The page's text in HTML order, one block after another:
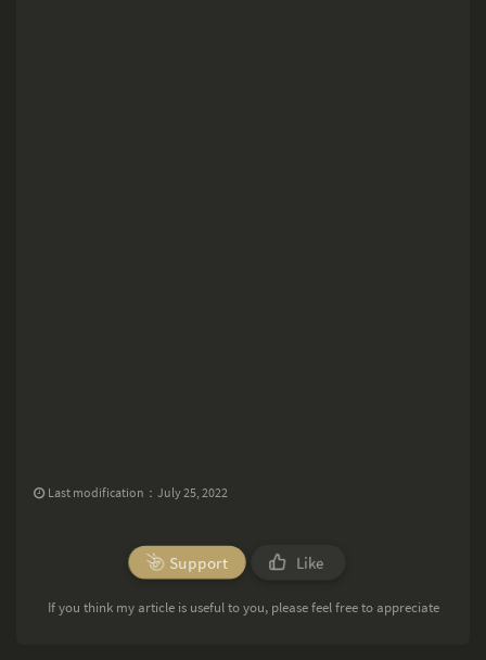
Last modification：July 25, 2022
Support Like
If you think my article is useful to you, please feel free to appreciate